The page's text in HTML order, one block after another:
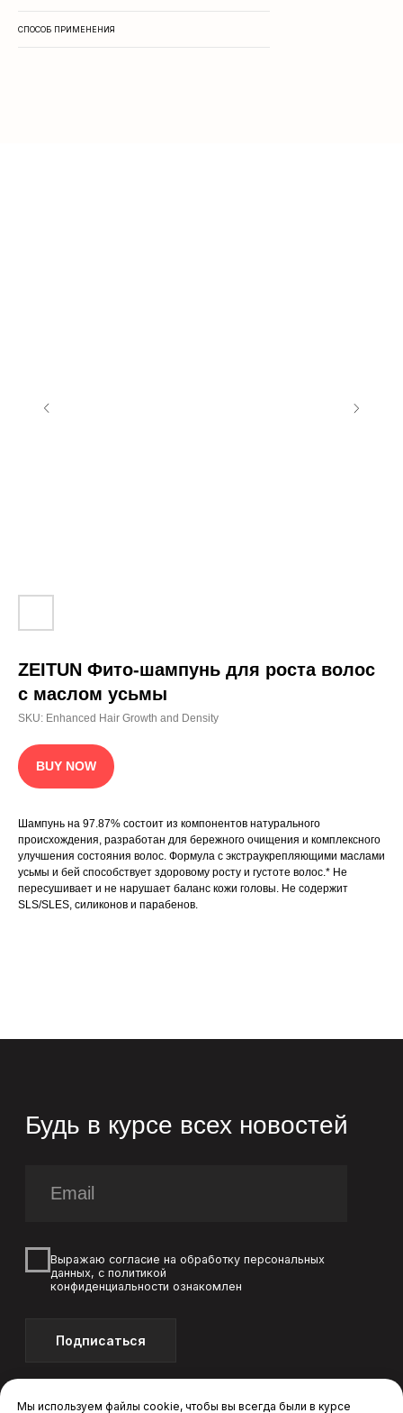
Sodium Olivate, Sodium Laurate, Aqua
СПОСОБ ПРИМЕНЕНИЯ
ZEITUN Фито-шампунь для роста волос
с маслом усьмы
SKU: Enhanced Hair Growth and Density
BUY NOW
Шампунь на 97.87% состоит из компонентов натурального
происхождения, разработан для бережного очищения и комплексного
улучшения состояния волос. Формула с экстраукрепляющими маслами
усьмы и бей способствует здоровому росту и густоте волос.* Не
пересушивает и не нарушает баланс кожи головы. Не содержит
SLS/SLES, силиконов и парабенов.
Мы используем файлы cookie, чтобы вы всегда были в курсе
Будь в курсе всех новостей
Выражаю согласие на обработку персональных
конфиденциальности ознакомлен
Подписаться
КАТАЛОГИСТОРИЯ БРЕНДАГДЕ КУПИТЬБЕСТСЕЛЛЕРЫ
info@zeitun.com
Политика конфиденциальности
Согласие на обработку ПД